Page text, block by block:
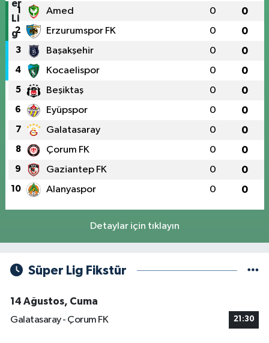
1 Amed 0 0
2 Erzurumspor FK 0 0
3 Başakşehir 0 0
4 Kocaelispor 0 0
5 Beşiktaş 0 0
6 Eyüpspor 0 0
7 Galatasaray 0 0
8 Çorum FK 0 0
9 Gaziantep FK 0 0
10 Alanyaspor 0 0
Detaylar için tıklayın
Süper Lig Fikstür
14 Ağustos, Cuma
Galatasaray - Çorum FK
21:30